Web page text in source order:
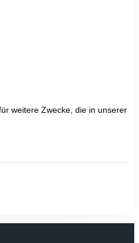
weitere Zwecke, die in unserer